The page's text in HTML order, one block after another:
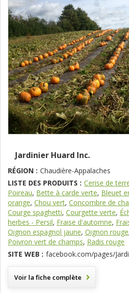
Jardinier Huard Inc.
RÉGION : Chaudière-Appalaches
LISTE DES PRODUITS : Cerise de
Poireau, Bette à carde verte, Bleuet
orange, Chou vert, Concombre de
Courge spaghetti, Courgette verte,
herbes - Persil, Fraise d'automne,
Oignon espagnol jaune, Oignon rouge
Poivron vert de champs, Radis rouge
SITE WEB : facebook.com/pages/
Voir la fiche complète